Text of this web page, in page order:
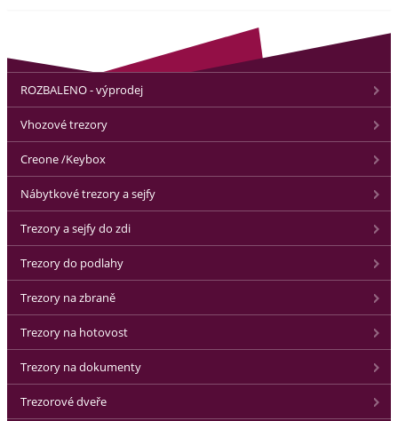
ROZBALENO - výprodej
Vhozové trezory
Creone /Keybox
Nábytkové trezory a sejfy
Trezory a sejfy do zdi
Trezory do podlahy
Trezory na zbraně
Trezory na hotovost
Trezory na dokumenty
Trezorové dveře